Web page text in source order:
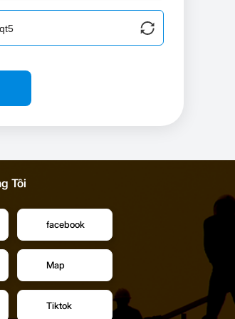
Tôi
facebook
Map
Tiktok